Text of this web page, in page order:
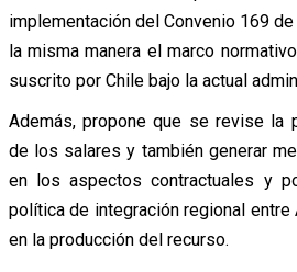
implementación del Convenio 169
la misma manera el marco
suscrito por Chile bajo la actual
Además, propone que se revise la
de los salares y también generar
en los aspectos contractuales y
política de integración regional entre
en la producción del recurso.